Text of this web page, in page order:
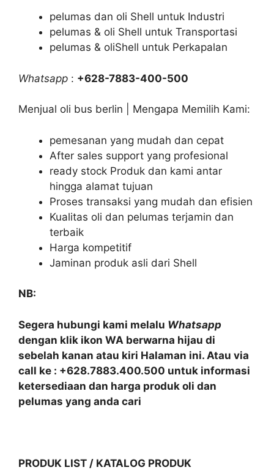
pelumas dan oli Shell untuk Industri
pelumas & oli Shell untuk Transportasi
pelumas & oliShell untuk Perkapalan
Whatsapp : +628-7883-400-500
Menjual oli bus berlin | Mengapa Memilih Kami:
pemesanan yang mudah dan cepat
After sales support yang profesional
ready stock Produk dan kami antar
hingga alamat tujuan
Proses transaksi yang mudah dan efisien
Kualitas oli dan pelumas terjamin dan
terbaik
Harga kompetitif
Jaminan produk asli dari Shell
NB:
Segera hubungi kami melalu Whatsapp
dengan klik ikon WA berwarna hijau di
sebelah kanan atau kiri Halaman ini. Atau via
call ke : +628.7883.400.500 untuk informasi
ketersediaan dan harga produk oli dan
pelumas yang anda cari
PRODUK LIST / KATALOG PRODUK